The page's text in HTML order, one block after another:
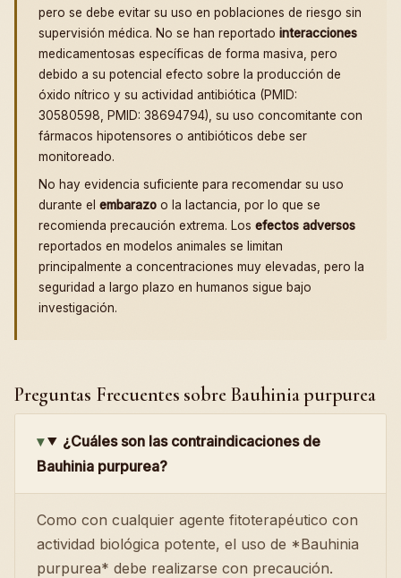
pero se debe evitar su uso en poblaciones de riesgo sin
supervisión médica. No se han reportado interacciones
medicamentosas específicas de forma masiva, pero
debido a su potencial efecto sobre la producción de
óxido nítrico y su actividad antibiótica (PMID:
30580598, PMID: 38694794), su uso concomitante con
fármacos hipotensores o antibióticos debe ser
monitoreado.
No hay evidencia suficiente para recomendar su uso
durante el embarazo o la lactancia, por lo que se
recomienda precaución extrema. Los efectos adversos
reportados en modelos animales se limitan
principalmente a concentraciones muy elevadas, pero la
seguridad a largo plazo en humanos sigue bajo
investigación.
Preguntas Frecuentes sobre Bauhinia purpurea
¿Cuáles son las contraindicaciones de
Bauhinia purpurea?
Como con cualquier agente fitoterapéutico con
actividad biológica potente, el uso de *Bauhinia
purpurea* debe realizarse con precaución.